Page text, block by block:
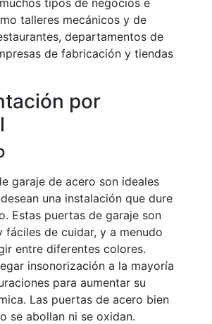
tipos de negocios e
talleres mecánicos y de
departamentos de
de fabricación y tiendas
por
garaje de acero son ideales
una instalación que dure
Estas puertas de garaje son
fáciles de cuidar, y a menudo
entre diferentes colores.
insonorización a la mayoría
para aumentar su
Las puertas de acero bien
se abollan ni se oxidan.